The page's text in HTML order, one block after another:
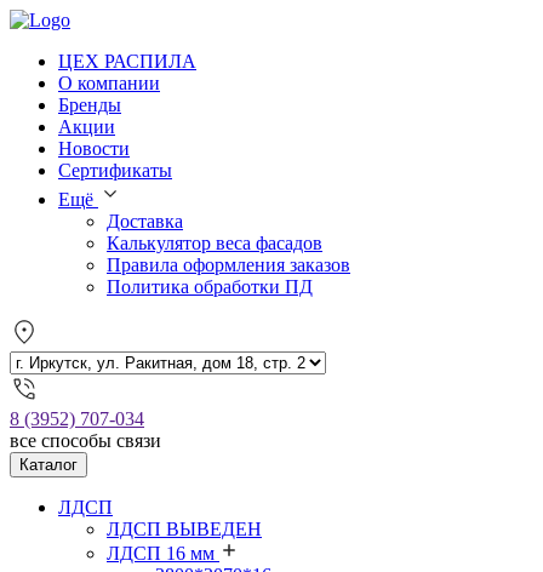
ЦЕХ РАСПИЛА
О компании
Бренды
Акции
Новости
Сертификаты
Ещё
Доставка
Калькулятор веса фасадов
Правила оформления заказов
Политика обработки ПД
8 (3952) 707-034
все способы связи
Каталог
ЛДСП
ЛДСП ВЫВЕДЕН
ЛДСП 16 мм